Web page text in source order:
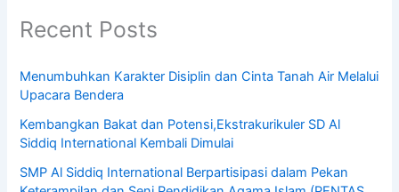
Recent Posts
Menumbuhkan Karakter Disiplin dan Cinta Tanah Air Melalui
Upacara Bendera
Kembangkan Bakat dan Potensi,Ekstrakurikuler SD Al
Siddiq International Kembali Dimulai
SMP Al Siddiq International Berpartisipasi dalam Pekan